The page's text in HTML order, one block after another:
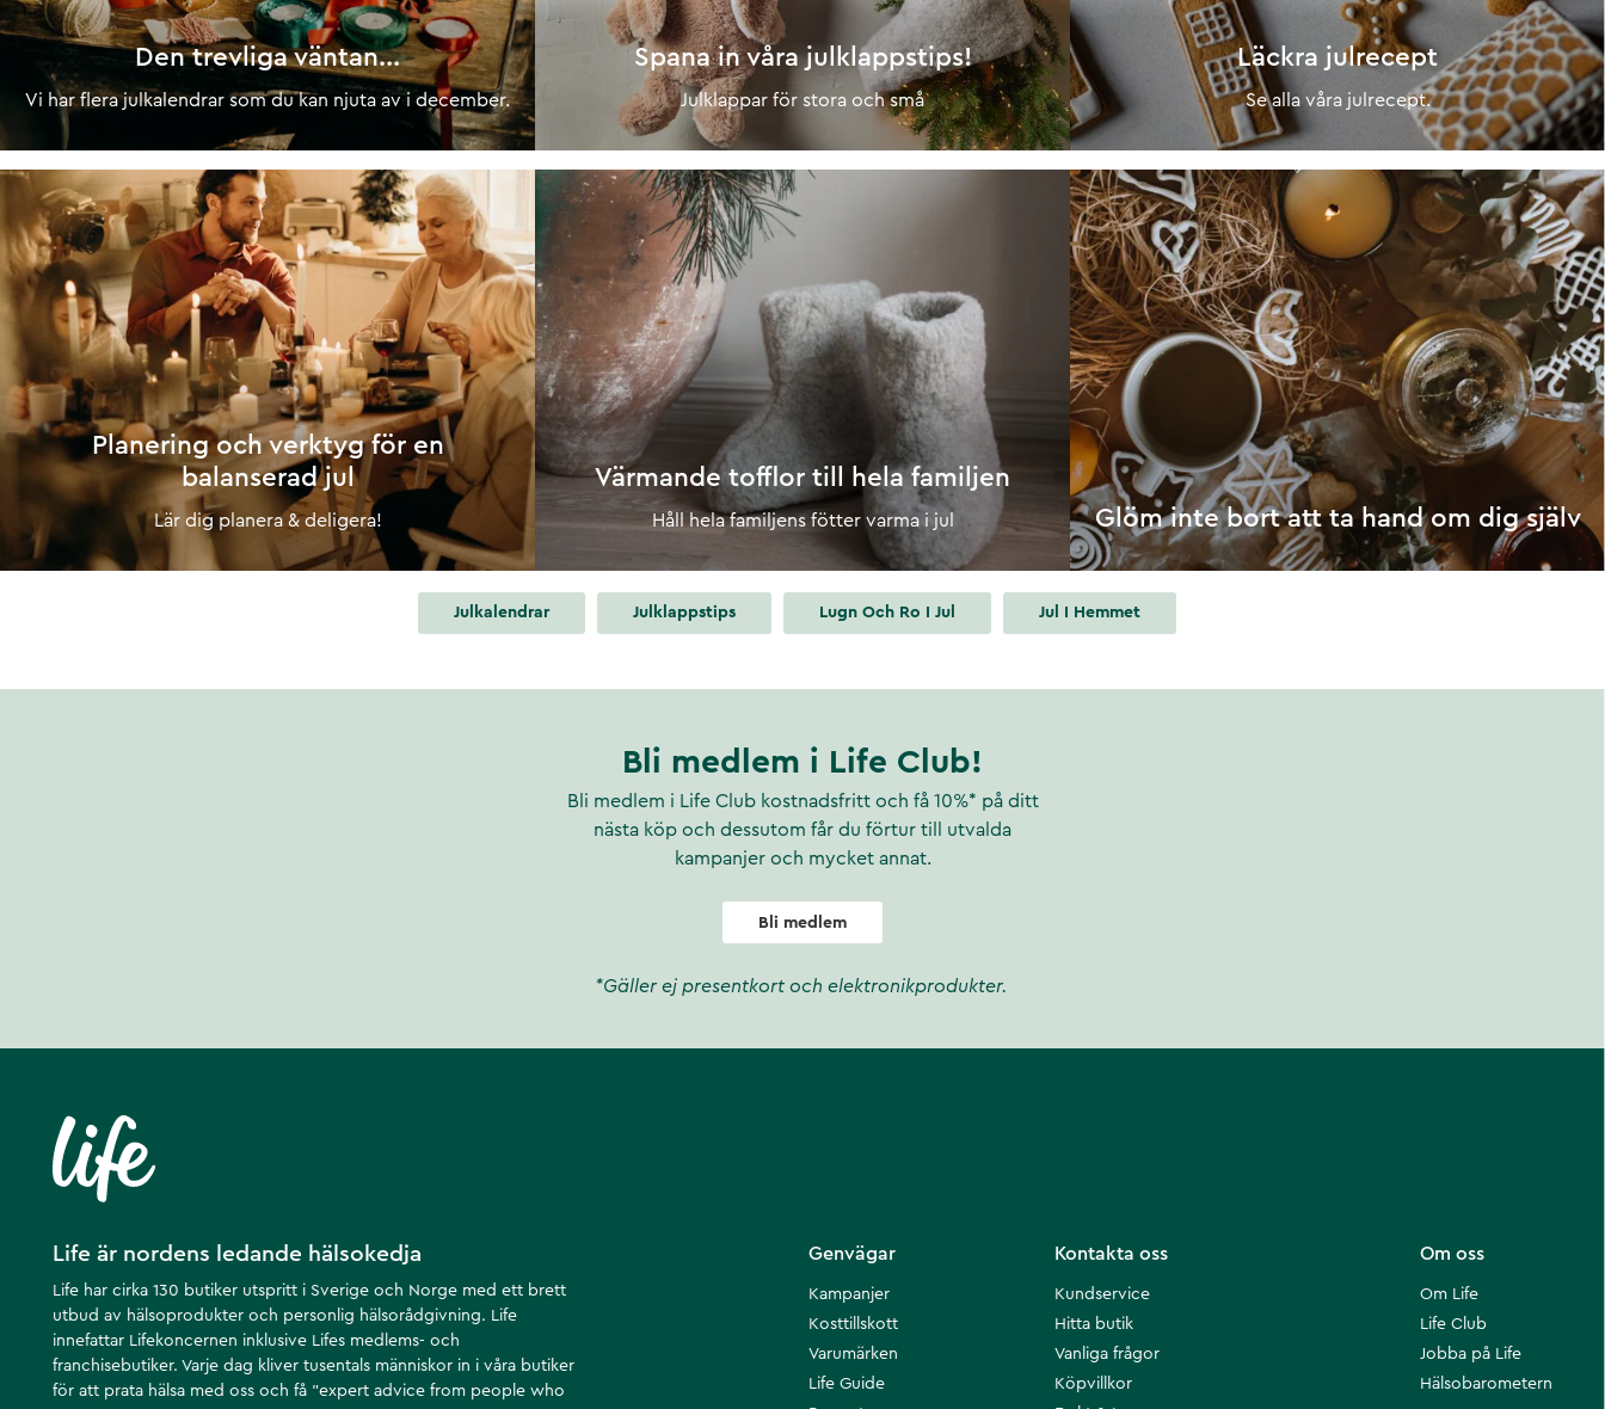
Den trevliga väntan...
Vi har flera julkalendrar som du kan njuta av i december.
Spana in våra julklappstips!
Julklappar för stora och små
Läckra julrecept
Se alla våra julrecept.
Planering och verktyg för en
balanserad jul
Lär dig planera & deligera!
Värmande tofflor till hela familjen
Håll hela familjens fötter varma i jul Glöm inte bort att ta hand om dig själv
Julkalendrar Julklappstips Lugn Och Ro I Jul Jul I Hemmet
Bli medlem i Life Club!
Bli medlem i Life Club kostnadsfritt och få 10%* på ditt
nästa köp och dessutom får du förtur till utvalda
kampanjer och mycket annat.
Bli medlem
*Gäller ej presentkort och elektronikprodukter.
Life är nordens ledande hälsokedja
Life har cirka 130 butiker utspritt i Sverige och Norge med ett brett
utbud av hälsoprodukter och personlig hälsorådgivning. Life
innefattar Lifekoncernen inklusive Lifes medlems- och
franchisebutiker. Varje dag kliver tusentals människor in i våra butiker
för att prata hälsa med oss och få ”expert advice from people who
Om oss
Om Life
Life Club
Jobba på Life
Hälsobarometern
Kontakta oss
Kundservice
Hitta butik
Vanliga frågor
Köpvillkor
Genvägar
Kampanjer
Kosttillskott
Varumärken
Life Guide